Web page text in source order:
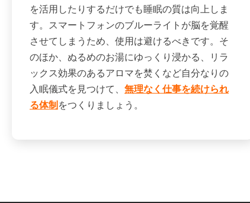
を活用したりするだけでも睡眠の質は向上しま
す。スマートフォンのブルーライトが脳を覚醒
させてしまうため、使用は避けるべきです。そ
のほか、ぬるめのお湯にゆっくり浸かる、リラ
ックス効果のあるアロマを焚くなど自分なりの
入眠儀式を見つけて、 無理なく仕事を続けられ
る体制 をつくりましょう。